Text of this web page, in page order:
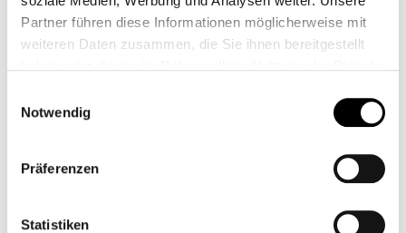
Partner führen diese Informationen möglicherweise mit
weiteren Daten zusammen, die Sie ihnen bereitgestellt
Notwendig
Präferenzen
Statistiken